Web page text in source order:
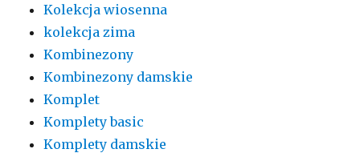
Kolekcja wiosenna
kolekcja zima
Kombinezony
Kombinezony damskie
Komplet
Komplety basic
Komplety damskie